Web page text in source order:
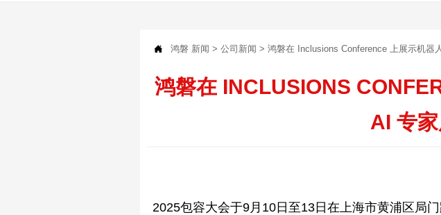
 鸿磐 新闻 > 公司新闻 > 鸿磐在 Inclusions Conference 上展示机器
鸿磐在 INCLUSIONS
AI 专
2025包容大会于9月10日至13日在上海市黄浦区局